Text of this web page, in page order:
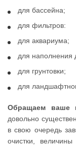
для бассейна;
для фильтров:
для аквариума;
для наполнения
для грунтовки;
для
Обращаем ваше
довольно
в свою очередь
очистки,